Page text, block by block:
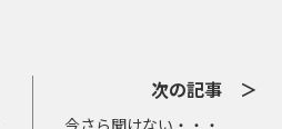
次の記事 ＞
今さら聞けない・・・